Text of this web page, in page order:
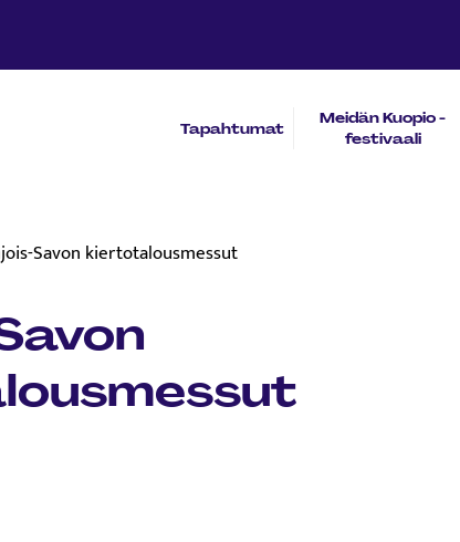
Tapahtumat
Meidän Kuopio -
festivaali
Savon kiertotalousmessut